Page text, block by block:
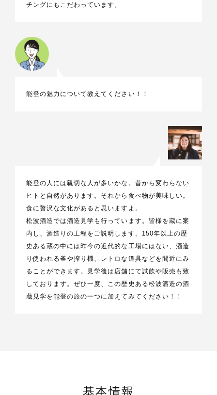
チングにもこだわっています。
能登の魅力について教えてください！！
能登の人には親切な人が多いかな。昔から変わらない
ヒトと自然があります。それから食べ物が美味しい。
食に贅沢な文化があると思いますよ。
松波酒造では酒造見学も行っています。皆様を蔵に案
内し、酒造りの工程をご説明します。150年以上の歴
史ある蔵の中には昨今の近代的な工場にはない、酒造
り使われる釜や搾り機、レトロな道具などを間近にみ
ることができます。見学後は店舗にて試飲や販売も致
しております。ぜひ一度、この歴史ある松波酒造の酒
蔵見学を能登の旅の一つに加えてみてください！！
基本情報